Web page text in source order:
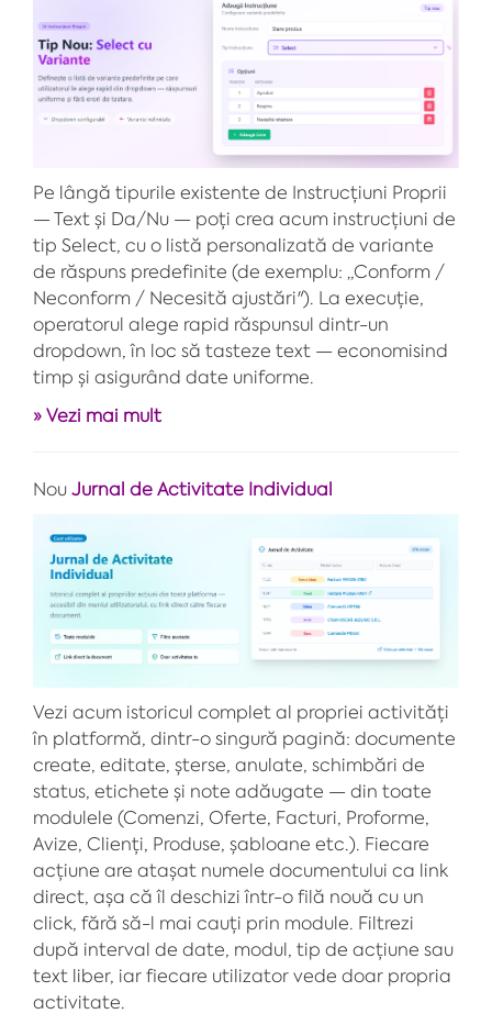
Pe lângă tipurile existente de Instrucțiuni Proprii
— Text și Da/Nu — poți crea acum instrucțiuni de
tip Select, cu o listă personalizată de variante
de răspuns predefinite (de exemplu: „Conform /
Neconform / Necesită ajustări"). La execuție,
operatorul alege rapid răspunsul dintr-un
dropdown, în loc să tasteze text — economisind
timp și asigurând date uniforme.
» Vezi mai mult
Nou Jurnal de Activitate Individual
Vezi acum istoricul complet al propriei activități
în platformă, dintr-o singură pagină: documente
create, editate, șterse, anulate, schimbări de
status, etichete și note adăugate — din toate
modulele (Comenzi, Oferte, Facturi, Proforme,
Avize, Clienți, Produse, șabloane etc.). Fiecare
acțiune are atașat numele documentului ca link
direct, așa că îl deschizi într-o filă nouă cu un
click, fără să-l mai cauți prin module. Filtrezi
după interval de date, modul, tip de acțiune sau
text liber, iar fiecare utilizator vede doar propria
activitate.